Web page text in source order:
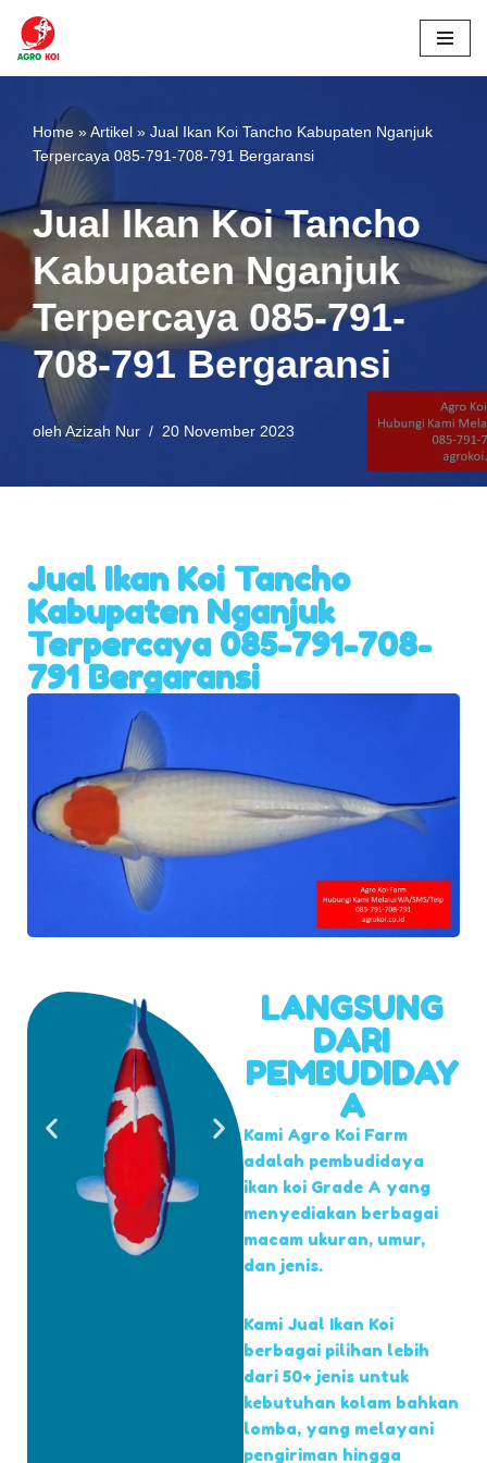
Lompat
konten
Home »Artikel » Jual Ikan Koi Tancho Kabupaten Nganjuk
Terpercaya 085-791-708-791 Bergaransi
Jual Ikan Koi Tancho
Kabupaten Nganjuk
Terpercaya 085-791-
708-791 Bergaransi
oleh Azizah Nur 20 November 2023
Jual Ikan Koi Tancho
Kabupaten Nganjuk
Terpercaya 085-791-708-
791 Bergaransi
LANGSUNG
DARI
PEMBUDIDAY
A
Kami Agro Koi Farm
adalah pembudidaya
ikan koi Grade A yang
menyediakan berbagai
macam ukuran, umur,
dan jenis.
Kami Jual Ikan Koi
berbagai pilihan lebih
dari 50+ jenis untuk
kebutuhan kolam bahkan
lomba, yang melayani
pengiriman hingga